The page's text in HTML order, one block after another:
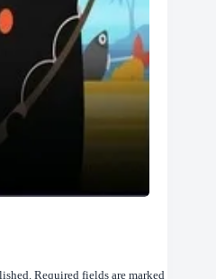
Required fields are marked